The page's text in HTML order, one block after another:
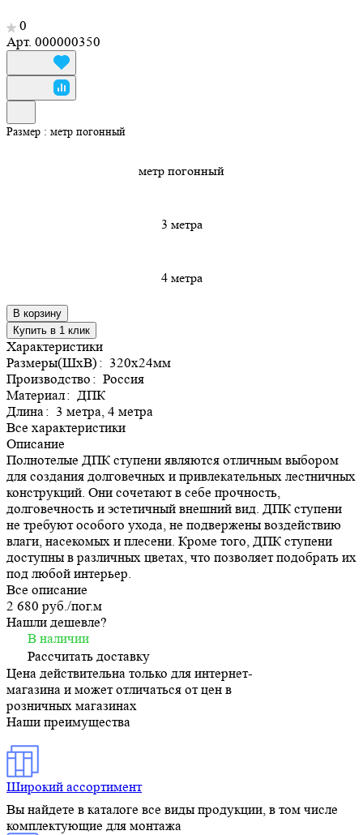
0
Арт. 000000350
Размер : метр погонный
метр погонный
3 метра
4 метра
В корзину
Купить в 1 клик
Характеристики
Размеры(ШхВ): 320х24мм
Производство: Россия
Материал: ДПК
Длина: 3 метра, 4 метра
Все характеристики
Описание
Полнотелые ДПК ступени являются отличным выбором
для создания долговечных и привлекательных лестничных
конструкций. Они сочетают в себе прочность,
долговечность и эстетичный внешний вид. ДПК ступени
не требуют особого ухода, не подвержены воздействию
влаги, насекомых и плесени. Кроме того, ДПК ступени
доступны в различных цветах, что позволяет подобрать их
под любой интерьер.
Все описание
2 680 руб./пог.м
Нашли дешевле?
В наличии
Рассчитать доставку
Цена действительна только для интернет-
магазина и может отличаться от цен в
розничных магазинах
Наши преимущества
Широкий ассортимент
Вы найдете в каталоге все виды продукции, в том числе
комплектующие для монтажа